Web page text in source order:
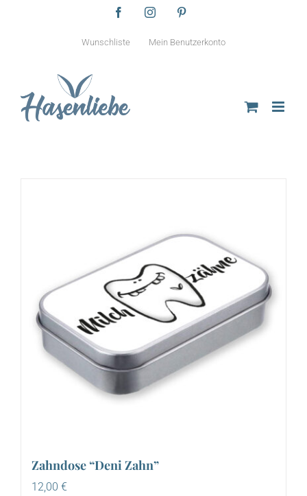
FacebookInstagram
Wunschliste Mein Benutzerkonto
Zahndose “Deni Zahn”
12,00 €